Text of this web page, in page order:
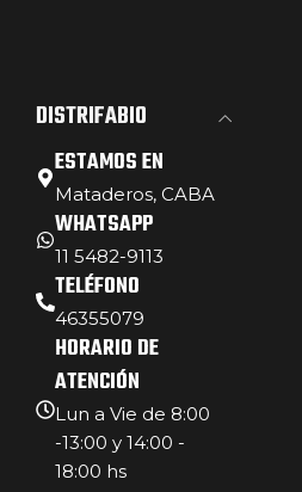
DISTRIFABIO
ESTAMOS EN
Mataderos, CABA
WHATSAPP
11 5482-9113
TELÉFONO
46355079
HORARIO DE
ATENCIÓN
Lun a Vie de 8:00
-13:00 y 14:00 -
18:00 hs